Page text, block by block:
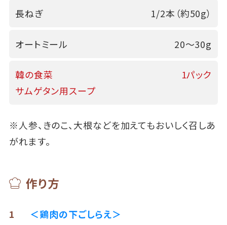
長ねぎ 1/2本（約50g）
オートミール 20～30g
韓の食菜
サムゲタン用スープ
1パック
※人参、きのこ、大根などを加えてもおいしく召しあ
がれます。
作り方
1
＜鶏肉の下ごしらえ＞